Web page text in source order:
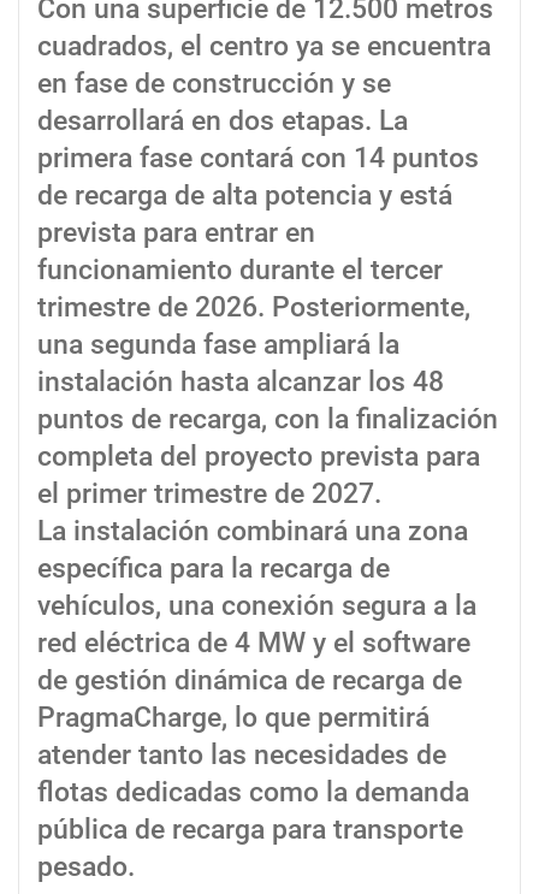
Con una superficie de 12.500 metros
cuadrados, el centro ya se encuentra
en fase de construcción y se
desarrollará en dos etapas. La
primera fase contará con 14 puntos
de recarga de alta potencia y está
prevista para entrar en
funcionamiento durante el tercer
trimestre de 2026. Posteriormente,
una segunda fase ampliará la
instalación hasta alcanzar los 48
puntos de recarga, con la finalización
completa del proyecto prevista para
el primer trimestre de 2027.
La instalación combinará una zona
específica para la recarga de
vehículos, una conexión segura a la
red eléctrica de 4 MW y el software
de gestión dinámica de recarga de
PragmaCharge, lo que permitirá
atender tanto las necesidades de
flotas dedicadas como la demanda
pública de recarga para transporte
pesado.